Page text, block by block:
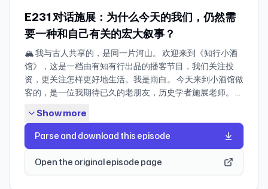
收入的财政模式。 50:42 倒挂：房产语境里通常指新房开盘
价低于周边二手房价格。 66:29 货币化棚改：政府拆迁老旧
住房时，不再统一安置回迁房，而是以货币补偿的方式发放
给居民，由居民自行购房。 66:41 租售比：月租金与房价的
比值。 66:43 成长股：预期未来股价上涨空间大的公司股
票。节目里用来比喻早年的上海老房子——价格不断上涨，
持有就是为了等升值。 67:32 红利股：指增长空间有限、但
能实现稳定现金流回报的公司股票。节目里用来比喻如今价
格回落的上海老房子——升值空间不大，但租售比稳定，适
合自住或收租。 🎧 往期节目 欢迎你收听往期 《房产万事
屋》 全系列。 或单独收听以下单集： E187 豪宅卖脱销，普
房没人要，冰火两重天的2025房市，怎样买/卖房不踩坑？
E163 能上车吗？该下车吗？这个房市已经变异到我要看不
一种个性分类工具，它根据人们在四个维度（外向/内向、
感知/直觉、思考/感觉、判断/感知）上的偏好将个性分为
中，帮助人们理解自己和他人的行为方式。 MVP：
minimum viable product，最小可行性产品，在本期节目
中被用来指代一个人可以做出的最小行动 J人 & P人：在
MBTI体系中，J（Judging，判断）和P（Perceiving，知
觉）是判断与知觉的偏好，代表一个人处理外部世界信息的
方式。总的来说，J型人和P型人最大的区别在于对结构和计
划的偏好程度不同，J型人更注重规划和组织，而P型人更加
灵活和自适应。 AA 戒酒会（Alcoholics Anonymous）：
国际知名的互助团体，专门帮助成员克服酒精依赖，建立了
帮助数百万人克服酒精依赖的互助康复模式。 👂🏻 相关节目
期），也很不错哦。 🧮 财务工具 点击这里即可了解我们团
队设计的所有财务工具，包括：家庭资产记账、养老计算
资账」，可以用我们的工具试试看；如果你刚刚开始了解投
资理财，可以先用「家庭资产记账」盘盘自己究竟有多少
钱，你也许比想象中更加富有！ 🌊 长、稳、海！ 「长稳
海」是我们有知有行全员持有的基金投顾产品，分别对应了
国内权益投资、稳健理财、海外投资三大主流需求。如果你
有投资理财的需求，欢迎你在有知有行 App进一步了解！ 🌐
知行小酒馆的公告牌 📮 我们有个信箱！给我们写信吧！如
果你在投资生活中遇到了困惑，欢迎给「知行小酒馆」写
信。不管是你苦恼于不知道怎样才能存下钱，还是纠结于怎
样才帮身边人弄明白某个投资小问题，只要是关于钱的问
创办网易博客、YY 语音，曾担任纵横文学 CEO、完美世界
总裁。 🪡 时间轴 03:39 如果世界是个游戏，咱得有钱买票
进场，有钱充值 04:59 身体健康：如果你每天都很萎靡，还
想要挣钱，几乎不可能 08:27 把个人能力产品化：产品产生
价值，长期对世界输送价值，就会带来超额回报 17:31 毕业
后，要尽快摆脱学校综合征，千万别只忙着研究如何取悦上
级 27:56 过度依赖时代红利，害了许多人 32:41 信用是一种
向上社交与人脉：TA 人是太阳，但是 TA 发光发亮跟你没啥
关系 41:23 消费、资产与负债：投入更多资金在积累资产
上，尽量避免负债，划分一定比例在消费上 55:08 情绪资
产：什么是内耗，消耗就是一种负债，不消耗就是资产
60:01 一种被大多数人忽视的投资认知的方式，甚至比买
市，或者某个远离市中心的小店，把「吃」这件事，当作一
趟短途旅行的目的。日常是日常，美食是美食，它们好像变
成了两件不同的事情。 我很困惑的是，我们每天都要吃的这
三顿饭，到底是怎么一点点变成现在这样的？ 为什么我们会
觉得吃到的东西越来越相似？外面的餐厅，为什么会让人感
觉越来越不好吃？以及，大部分餐厅、烘焙店的招牌产品，
可能很久都不会变，但盒马、小象超市这样的地方，好像总
师和志伟老师请了回来，借这个机会，和 TA 们一起聊一
聊，过去这一年，这个行业到底发生了什么变化。 在节目的
最后，我也请两位老师分享了 TA 们过去一年吃到过印象最
深的餐厅和美食目的地。如果你也在找值得专门去吃的一顿
饭，请一定要听到最后。希望你会喜欢。 🎬 知行小酒馆开始
E231 对话施展：为什么今天的我们，仍然需
要一种和自己有关的宏大叙事？
🏔️ 我与古人共享的，是同一片河山。 欢迎来到《知行小酒
馆》，这是一档由有知有行出品的播客节目，我们关注投
资，更关注怎样更好地生活。我是雨白。 今天来到小酒馆做
客的，是一位我期待已久的老朋友，历史学者施展老师。 许
出版时，给很多读者带来了强烈的震撼。因为它不是在重复
我们熟悉的中国史讲法，而是以一套全新的视角和框架，重
新解释中国，解释我们脚下的这片土地。 也是因为《枢
纽》，我与施展老师有了交集。过去 8 年，虽然我们在网上
有过不少交流，但这居然是我们第一次真正坐下来，面对面
Show more
Parse and download this episode
Open the original episode page